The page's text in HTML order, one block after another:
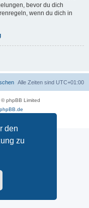
den
zu
bevor du dich
wenn du dich in
Alle Zeiten sind UTC+01:00
phpBB Limited
phpBB.de